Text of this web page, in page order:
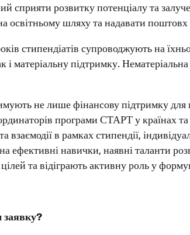
сприяти розвитку потенціалу та
освітньому шляху та надавати
стипендіатів супроводжують на
і матеріальну підтримку.
не лише фінансову підтримку
програми СТАРТ у країнах
взаємодії в рамках стипендії,
ефективні навички, наявні таланти
та відіграють активну роль у